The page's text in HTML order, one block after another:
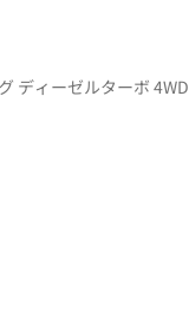
ディーゼルターボ 4WD